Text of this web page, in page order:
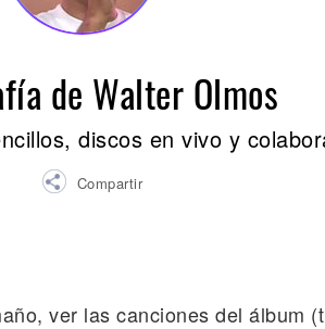
de Walter Olmos
discos en vivo y
Compartir
ver las canciones del álbum